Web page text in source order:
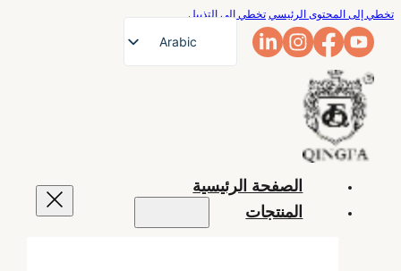
تخطي إلى المحتوى الرئيسي تخطي إلى التذييل
Arabic
Spanishالصفحة الرئيسية
المنتجات